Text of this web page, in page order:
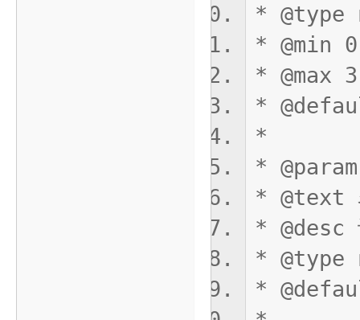
* @type
* @min 0
* @max
*
*
*
* @text
* @desc
* @type
*